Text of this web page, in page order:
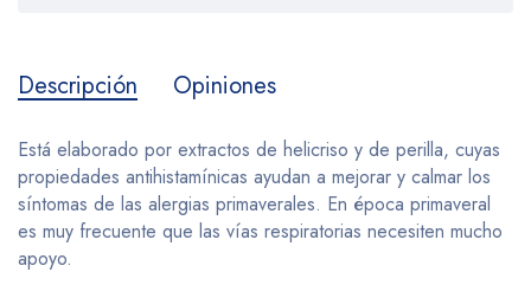
Descripción Opiniones
Está elaborado por extractos de helicriso y de perilla, cuyas
propiedades antihistamínicas ayudan a mejorar y calmar los
síntomas de las alergias primaverales. En época primaveral
es muy frecuente que las vías respiratorias necesiten mucho
apoyo.